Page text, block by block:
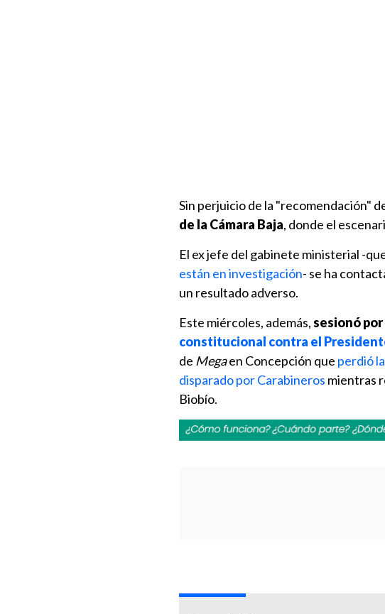
Sin perjuicio de la "recomendación"
de la Cámara Baja, donde el
El ex jefe del gabinete ministerial -
están en investigación- se ha
un resultado adverso.
Este miércoles, además,sesionó
constitucional contra el
de Megaen Concepción que perdió
disparado por Carabineros mientras
Biobío.